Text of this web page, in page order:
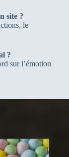
site ?
le
?
sur l’émotion